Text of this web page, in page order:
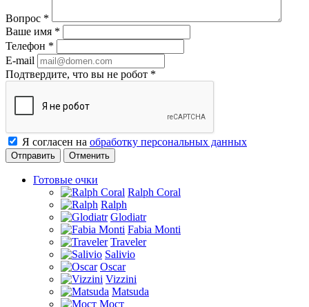
Вопрос *
Ваше имя *
Телефон *
E-mail
Подтвердите, что вы не робот *
Я согласен на обработку персональных данных
Отменить
Готовые очки
Ralph Coral
Ralph
Glodiatr
Fabia Monti
Traveler
Salivio
Oscar
Vizzini
Matsuda
Мост